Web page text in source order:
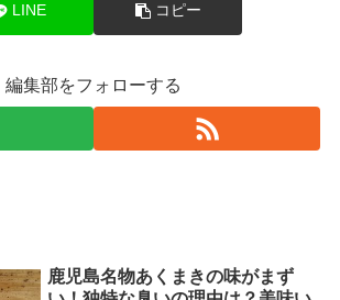
LINE コピー
編集部をフォローする
鹿児島名物あくまきの味がまず